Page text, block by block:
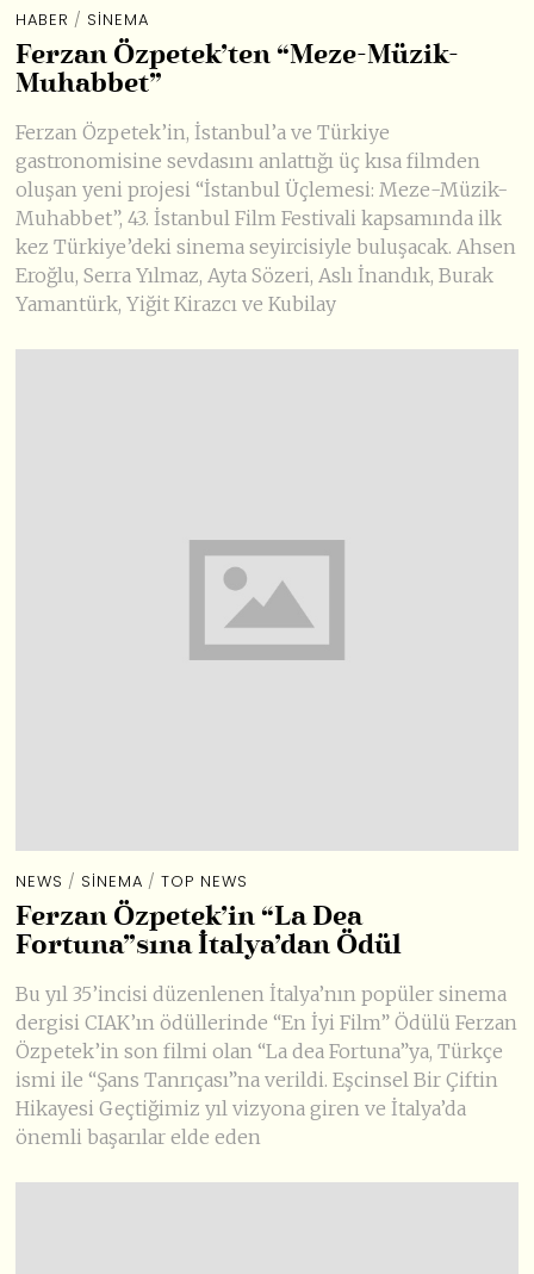
HABER / SINEMA
Ferzan Özpetek’ten “Meze-Müzik-
Muhabbet”
Ferzan Özpetek’in, İstanbul’a ve Türkiye
gastronomisine sevdasını anlattığı üç kısa filmden
oluşan yeni projesi “İstanbul Üçlemesi: Meze-Müzik-
Muhabbet”, 43. İstanbul Film Festivali kapsamında ilk
kez Türkiye’deki sinema seyircisiyle buluşacak. Ahsen
Eroğlu, Serra Yılmaz, Ayta Sözeri, Aslı İnandık, Burak
Yamantürk, Yiğit Kirazcı ve Kubilay
NEWS / SINEMA / TOP NEWS
Ferzan Özpetek’in “La Dea
Fortuna”sına İtalya’dan Ödül
Bu yıl 35’incisi düzenlenen İtalya’nın popüler sinema
dergisi CIAK’ın ödüllerinde “En İyi Film” Ödülü Ferzan
Özpetek’in son filmi olan “La dea Fortuna”ya, Türkçe
ismi ile “Şans Tanrıçası”na verildi. Eşcinsel Bir Çiftin
Hikayesi Geçtiğimiz yıl vizyona giren ve İtalya’da
önemli başarılar elde eden